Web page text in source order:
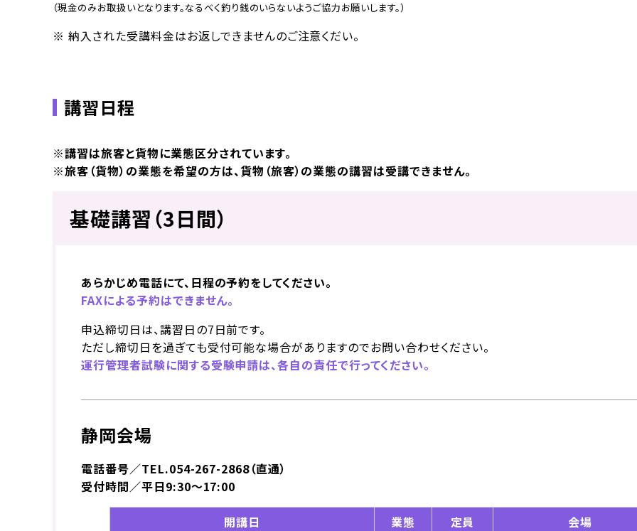
（現金のみお取扱いとなります。なるべく釣り銭のいらないようご協力お願いします。）
※ 納入された受講料金はお返しできませんのご注意くだい。
講習日程
※講習は旅客と貨物に業態区分されています。
※旅客（貨物）の業態を希望の方は、貨物（旅客）の業態の講習は受講できません。
基礎講習（3日間）
あらかじめ電話にて、日程の予約をしてください。
FAXによる予約はできません。
申込締切日は、講習日の7日前です。
ただし締切日を過ぎても受付可能な場合がありますのでお問い合わせください。
運行管理者試験に関する受験申請は、各自の責任で行ってください。
静岡会場
電話番号／TEL.054-267-2868（直通）
受付時間／平日9:30～17:00
開講日 業態 定員
会場